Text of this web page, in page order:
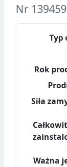
Nr 139459
Typ
Rok
Siła
Ważna